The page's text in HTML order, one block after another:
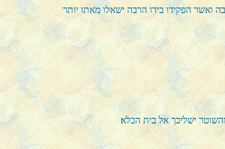
הפקידו בידו הרבה ישאלו מאתו יותר
ישליכך אל בית הכלא׃